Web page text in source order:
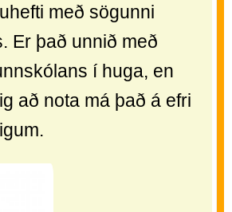
með sögunni
Er það unnið með
í huga, en
að nota má það á efri